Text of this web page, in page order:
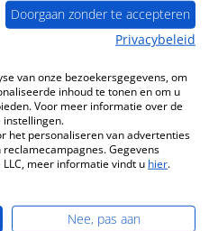
01058040
prijs:
4-6 dagen
Doorgaan zonder te accepteren
Privacybeleid
van onze bezoekersgegevens, om
inhoud te tonen en om u
Voor meer informatie over de
instellingen.
het personaliseren van advertenties
Gegevens
meer informatie vindt u hier.
Nee, pas aan